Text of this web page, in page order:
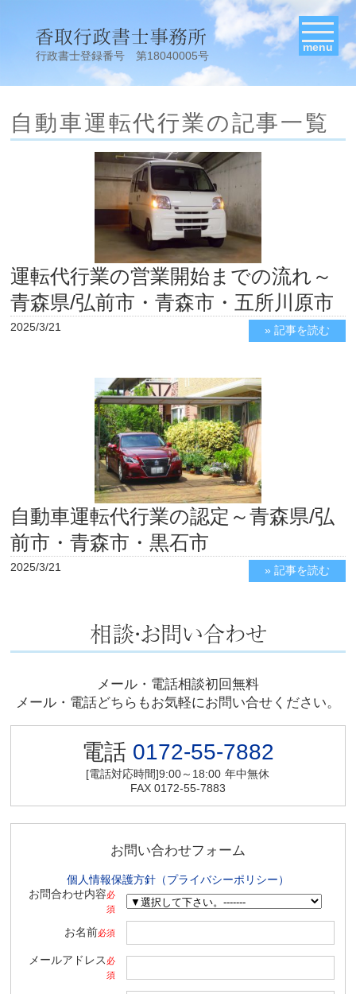
行政書士登録番号 第18040005号
menu
自動車運転代行業の記事一覧
運転代行業の営業開始までの流れ～
青森県/弘前市・青森市・五所川原市
2025/3/21 » 記事を読む
自動車運転代行業の認定～青森県/弘
前市・青森市・黒石市
2025/3/21 » 記事を読む
メール・電話相談初回無料
メール・電話どちらもお気軽にお問い合せください。
電話 0172-55-7882
[電話対応時間]9:00～18:00 年中無休
FAX 0172-55-7883
お問い合わせフォーム
個人情報保護方針（プライバシーポリシー）
お問合わせ内容必
須
お名前必須
メールアドレス 必
須